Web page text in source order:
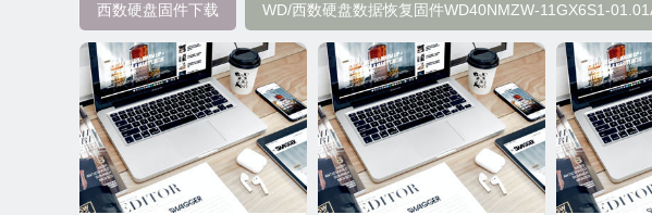
西数硬盘固件下载 WD/西数硬盘数据恢复固件WD40NMZW-11GX6S1-